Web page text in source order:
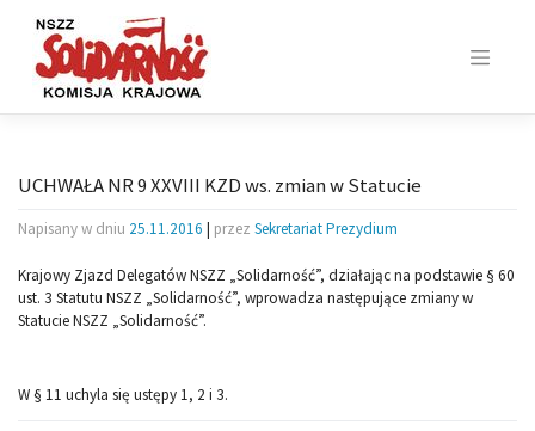
content
UCHWAŁA NR 9 XXVIII KZD ws. zmian w Statucie
Napisany w dniu 25.11.2016 | przez Sekretariat Prezydium
Krajowy Zjazd Delegatów NSZZ „Solidarność”, działając na podstawie § 60
ust. 3 Statutu NSZZ „Solidarność”, wprowadza następujące zmiany w
Statucie NSZZ „Solidarność”.
W § 11 uchyla się ustępy 1, 2 i 3.